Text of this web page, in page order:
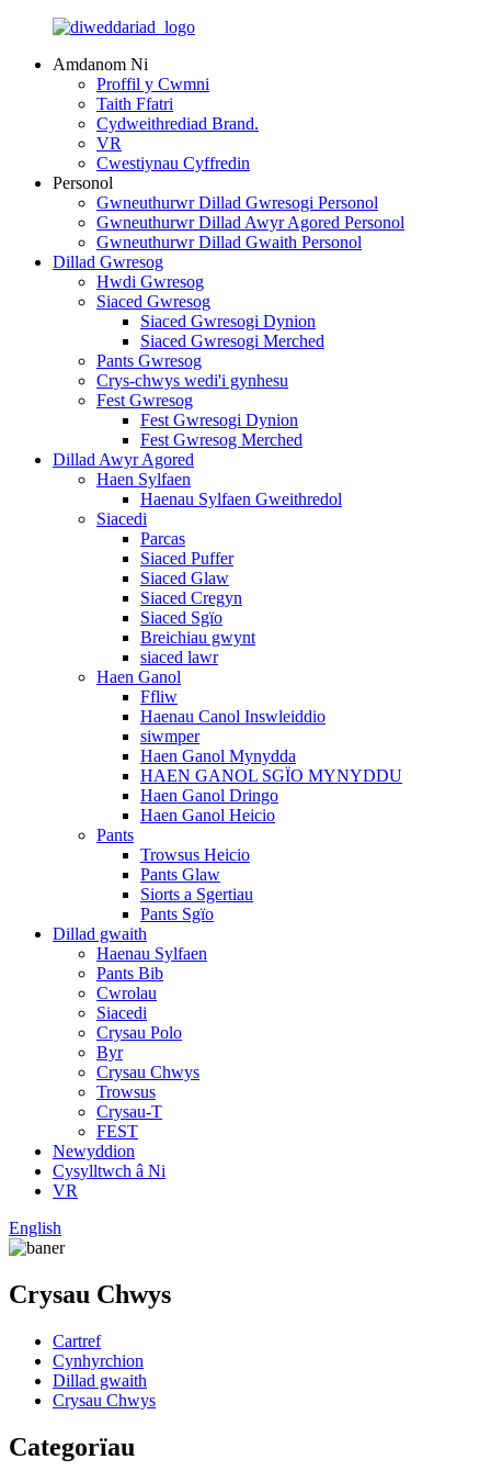
Amdanom Ni
Proffil y Cwmni
Taith Ffatri
Cydweithrediad Brand.
VR
Cwestiynau Cyffredin
Personol
Gwneuthurwr Dillad Gwresogi Personol
Gwneuthurwr Dillad Awyr Agored Personol
Gwneuthurwr Dillad Gwaith Personol
Dillad Gwresog
Hwdi Gwresog
Siaced Gwresog
Siaced Gwresogi Dynion
Siaced Gwresogi Merched
Pants Gwresog
Crys-chwys wedi'i gynhesu
Fest Gwresog
Fest Gwresogi Dynion
Fest Gwresog Merched
Dillad Awyr Agored
Haen Sylfaen
Haenau Sylfaen Gweithredol
Siacedi
Parcas
Siaced Puffer
Siaced Glaw
Siaced Cregyn
Siaced Sgïo
Breichiau gwynt
siaced lawr
Haen Ganol
Ffliw
Haenau Canol Inswleiddio
siwmper
Haen Ganol Mynydda
HAEN GANOL SGÏO MYNYDDU
Haen Ganol Dringo
Haen Ganol Heicio
Pants
Trowsus Heicio
Pants Glaw
Siorts a Sgertiau
Pants Sgïo
Dillad gwaith
Haenau Sylfaen
Pants Bib
Cwrolau
Siacedi
Crysau Polo
Byr
Crysau Chwys
Trowsus
Crysau-T
FEST
Newyddion
Cysylltwch â Ni
VR
English
Crysau Chwys
Cartref
Cynhyrchion
Dillad gwaith
Crysau Chwys
Categorïau